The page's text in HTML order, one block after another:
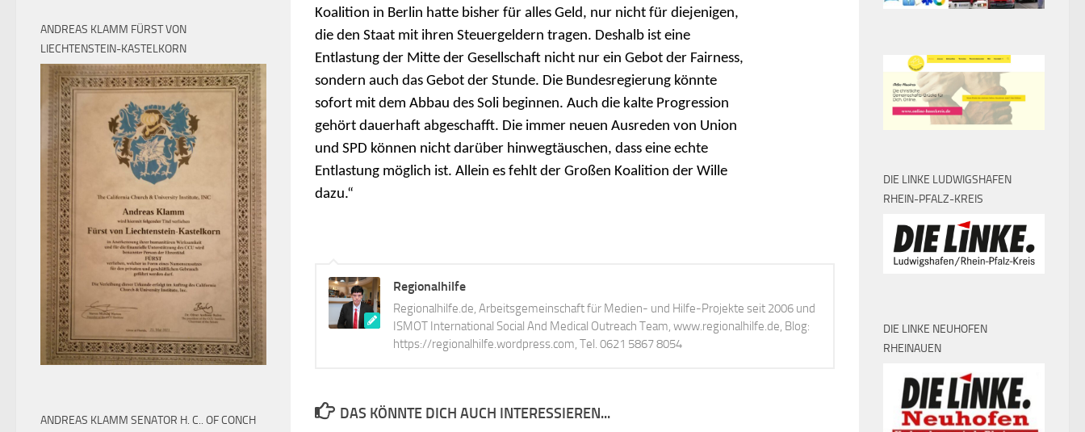
Koalition in Berlin hatte bisher für alles Geld, nur nicht für diejenigen,
die den Staat mit ihren Steuergeldern tragen. Deshalb ist eine
Entlastung der Mitte der Gesellschaft nicht nur ein Gebot der Fairness,
sondern auch das Gebot der Stunde. Die Bundesregierung könnte
sofort mit dem Abbau des Soli beginnen. Auch die kalte Progression
gehört dauerhaft abgeschafft. Die immer neuen Ausreden von Union
und SPD können nicht darüber hinwegtäuschen, dass eine echte
Entlastung möglich ist. Allein es fehlt der Großen Koalition der Wille
dazu.“
Regionalhilfe
Regionalhilfe.de, Arbeitsgemeinschaft für Medien- und Hilfe-Projekte seit 2006 und
ISMOT International Social And Medical Outreach Team, www.regionalhilfe.de, Blog:
https://regionalhilfe.wordpress.com, Tel. 0621 5867 8054
DAS KÖNNTE DICH AUCH INTERESSIEREN...
ANDREAS KLAMM FÜRST VON
LIECHTENSTEIN-KASTELKORN
ANDREAS KLAMM SENATOR H. C.. OF CONCH
DIE LINKE LUDWIGSHAFEN
RHEIN-PFALZ-KREIS
DIE LINKE NEUHOFEN
RHEINAUEN